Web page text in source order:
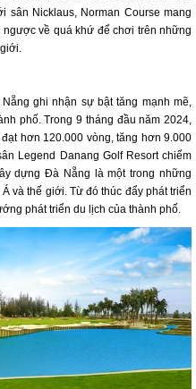
sân Nicklaus, Norman Course mang
về quá khứ để chơi trên những
ghi nhận sự bật tăng mạnh mẽ,
phố. Trong 9 tháng đầu năm 2024,
hơn 120.000 vòng, tăng hơn 9.000
Legend Danang Golf Resort chiếm
dựng Đà Nẵng là một trong những
và thế giới. Từ đó thúc đẩy phát triển
phát triển du lịch của thành phố.